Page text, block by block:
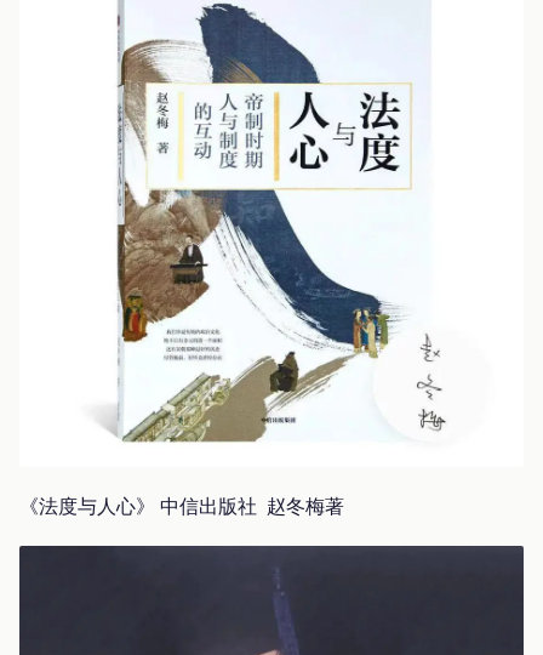
《法度与人心》 中信出版社 赵冬梅著